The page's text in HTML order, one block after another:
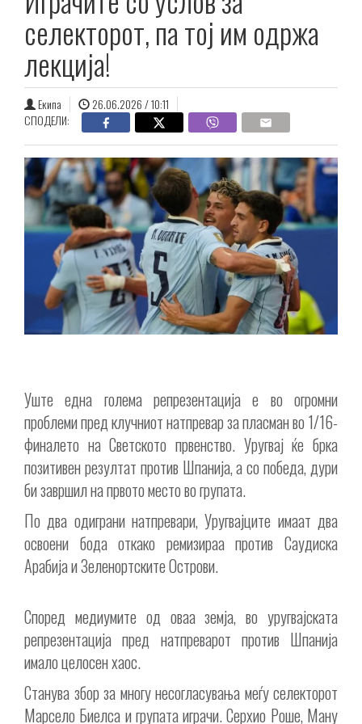
селекторот, па тој им одржа
лекција!
Екипа
26.06.2026 / 10:11
СПОДЕЛИ:
Уште една голема репрезентација е во огромни
проблеми пред клучниот натпревар за пласман во 1/16-
финалето на Светското првенство. Уругвај ќе брка
позитивен резултат против Шпанија, а со победа, дури
би завршил на првото место во групата.
По два одиграни натпревари, Уругвајците имаат два
освоени бода откако ремизираа против Саудиска
Арабија и Зеленортските Острови.
Според медиумите од оваа земја, во уругвајската
репрезентација пред натпреварот против Шпанија
имало целосен хаос.
Станува збор за многу несогласувања меѓу селекторот
Марсело Биелса и групата играчи. Серхио Роше, Ману